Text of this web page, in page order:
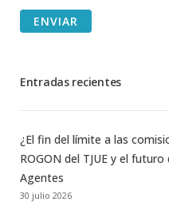
ENVIAR
Entradas recientes
¿El fin del límite a las
ROGON del TJUE y el
Agentes
30 julio 2026